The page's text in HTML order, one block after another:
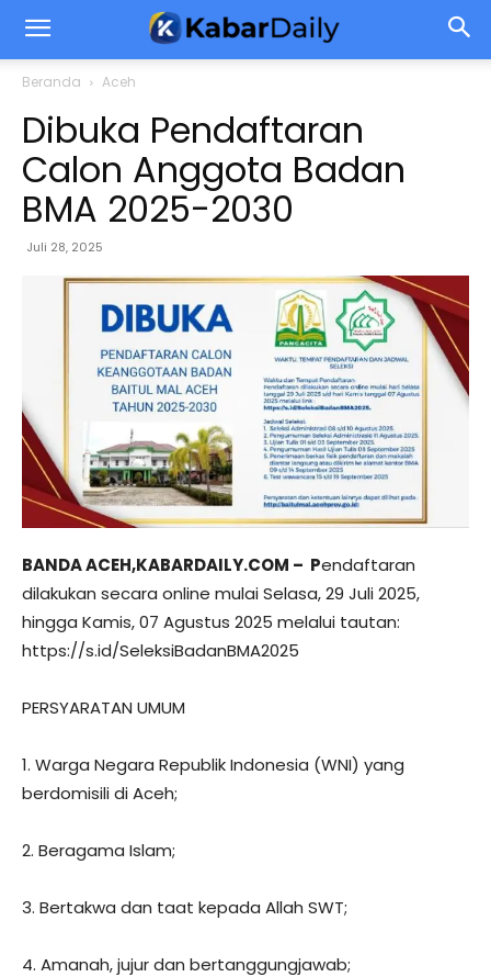
Beranda Aceh
Dibuka Pendaftaran
Calon Anggota Badan
BMA 2025-2030
Juli 28, 2025
BANDA ACEH,KABARDAILY.COM – Pendaftaran
dilakukan secara online mulai Selasa, 29 Juli 2025,
hingga Kamis, 07 Agustus 2025 melalui tautan:
https://s.id/SeleksiBadanBMA2025
PERSYARATAN UMUM
1. Warga Negara Republik Indonesia (WNI) yang
berdomisili di Aceh;
2. Beragama Islam;
3. Bertakwa dan taat kepada Allah SWT;
4. Amanah, jujur dan bertanggungjawab;